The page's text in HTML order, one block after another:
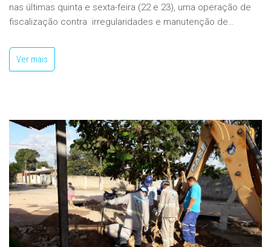
nas últimas quinta e sexta-feira (22 e 23), uma operação de
fiscalização contra irregularidades e manutenção de…
Ver mais